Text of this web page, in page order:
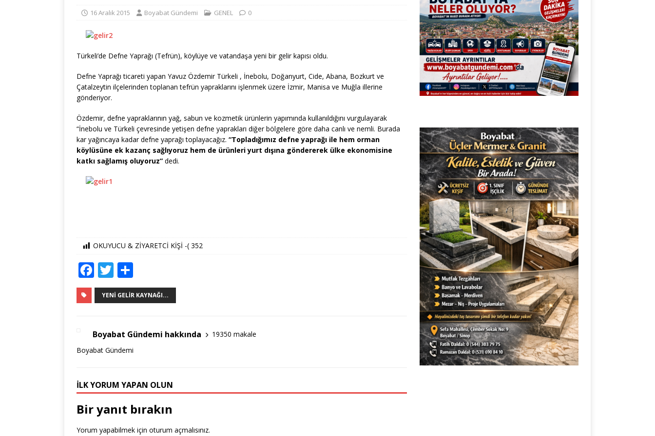
16 Aralık 2015 Boyabat Gündemi GENEL 0
Türkeli’de Defne Yaprağı (Tefrün), köylüye ve vatandaşa yeni bir gelir kapısı oldu.
Defne Yaprağı ticareti yapan Yavuz Özdemir Türkeli , İnebolu, Doğanyurt, Cide, Abana, Bozkurt ve
Çatalzeytin ilçelerinden toplanan tefrün yapraklarını işlenmek üzere İzmir, Manisa ve Muğla illerine
gönderiyor.
Özdemir, defne yapraklarının yağ, sabun ve kozmetik ürünlerin yapımında kullanıldığını vurgulayarak
“İnebolu ve Türkeli çevresinde yetişen defne yaprakları diğer bölgelere göre daha canlı ve nemli. Burada
kar yağıncaya kadar defne yaprağı toplayacağız. “Topladığımız defne yaprağı ile hem orman
köylüsüne ek kazanç sağlıyoruz hem de ürünleri yurt dışına göndererek ülke ekonomisine
katkı sağlamış oluyoruz” dedi.
OKUYUCU & ZİYARETCİ KİŞİ -( 352
F
a
c
b
o
k
T
w
it
r
h
ar
YENI GELIR KAYNAĞI...
Boyabat Gündemi hakkında
19350 makale
Boyabat Gündemi
İLK YORUM YAPAN OLUN
Bir yanıt bırakın
Yorum yapabilmek için oturum açmalısınız.